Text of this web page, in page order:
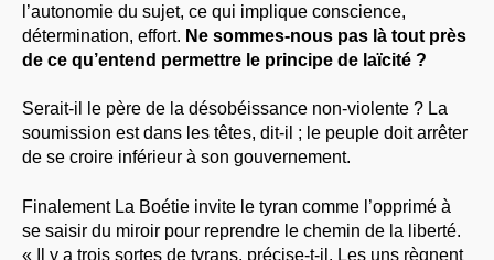
l’autonomie du sujet, ce qui implique conscience,
détermination, effort. Ne sommes-nous pas là tout près
de ce qu’entend permettre le principe de laïcité ?
Serait-il le père de la désobéissance non-violente ? La
soumission est dans les têtes, dit-il ; le peuple doit arrêter
de se croire inférieur à son gouvernement.
Finalement La Boétie invite le tyran comme l’opprimé à
se saisir du miroir pour reprendre le chemin de la liberté.
« Il y a trois sortes de tyrans, précise-t-il. Les uns règnent